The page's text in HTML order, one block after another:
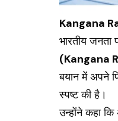
Kangana
भारतीय जनता
(Kangana
बयान में अपने
स्पष्ट की है।
उन्होंने कहा